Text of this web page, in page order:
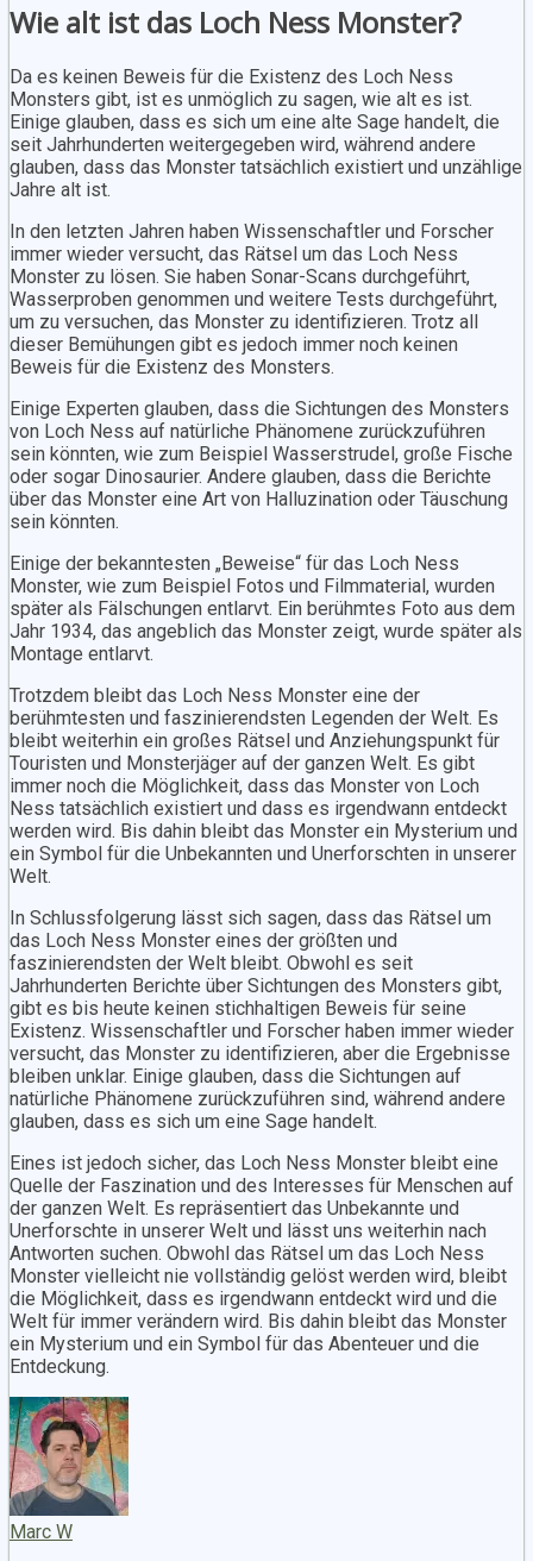
Wie alt ist das Loch Ness Monster?
Da es keinen Beweis für die Existenz des Loch Ness
Monsters gibt, ist es unmöglich zu sagen, wie alt es ist.
Einige glauben, dass es sich um eine alte Sage handelt, die
seit Jahrhunderten weitergegeben wird, während andere
glauben, dass das Monster tatsächlich existiert und unzählige
Jahre alt ist.
In den letzten Jahren haben Wissenschaftler und Forscher
immer wieder versucht, das Rätsel um das Loch Ness
Monster zu lösen. Sie haben Sonar-Scans durchgeführt,
Wasserproben genommen und weitere Tests durchgeführt,
um zu versuchen, das Monster zu identifizieren. Trotz all
dieser Bemühungen gibt es jedoch immer noch keinen
Beweis für die Existenz des Monsters.
Einige Experten glauben, dass die Sichtungen des Monsters
von Loch Ness auf natürliche Phänomene zurückzuführen
sein könnten, wie zum Beispiel Wasserstrudel, große Fische
oder sogar Dinosaurier. Andere glauben, dass die Berichte
über das Monster eine Art von Halluzination oder Täuschung
sein könnten.
Einige der bekanntesten „Beweise“ für das Loch Ness
Monster, wie zum Beispiel Fotos und Filmmaterial, wurden
später als Fälschungen entlarvt. Ein berühmtes Foto aus dem
Jahr 1934, das angeblich das Monster zeigt, wurde später als
Montage entlarvt.
Trotzdem bleibt das Loch Ness Monster eine der
berühmtesten und faszinierendsten Legenden der Welt. Es
bleibt weiterhin ein großes Rätsel und Anziehungspunkt für
Touristen und Monsterjäger auf der ganzen Welt. Es gibt
immer noch die Möglichkeit, dass das Monster von Loch
Ness tatsächlich existiert und dass es irgendwann entdeckt
werden wird. Bis dahin bleibt das Monster ein Mysterium und
ein Symbol für die Unbekannten und Unerforschten in unserer
Welt.
In Schlussfolgerung lässt sich sagen, dass das Rätsel um
das Loch Ness Monster eines der größten und
faszinierendsten der Welt bleibt. Obwohl es seit
Jahrhunderten Berichte über Sichtungen des Monsters gibt,
gibt es bis heute keinen stichhaltigen Beweis für seine
Existenz. Wissenschaftler und Forscher haben immer wieder
versucht, das Monster zu identifizieren, aber die Ergebnisse
bleiben unklar. Einige glauben, dass die Sichtungen auf
natürliche Phänomene zurückzuführen sind, während andere
glauben, dass es sich um eine Sage handelt.
Eines ist jedoch sicher, das Loch Ness Monster bleibt eine
Quelle der Faszination und des Interesses für Menschen auf
der ganzen Welt. Es repräsentiert das Unbekannte und
Unerforschte in unserer Welt und lässt uns weiterhin nach
Antworten suchen. Obwohl das Rätsel um das Loch Ness
Monster vielleicht nie vollständig gelöst werden wird, bleibt
die Möglichkeit, dass es irgendwann entdeckt wird und die
Welt für immer verändern wird. Bis dahin bleibt das Monster
ein Mysterium und ein Symbol für das Abenteuer und die
Entdeckung.
Marc W